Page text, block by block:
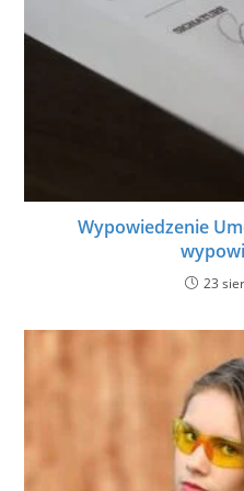
Wypowiedzenie
23